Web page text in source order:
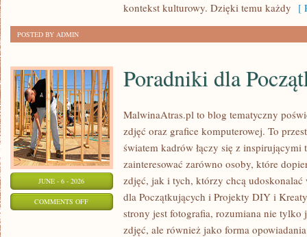
kontekst kulturowy. Dzięki temu każdy [
POSTED BY ADMIN
JUNE - 6 - 2026
COMMENTS OFFON
PORADNIKI
Poradniki dla
MalwinaAtras.pl to blog tematyczny
zdjęć oraz grafice komputerowej. To
światem kadrów łączy się z inspirującymi
zainteresować zarówno osoby, które
zdjęć, jak i tych, którzy chcą
dla Początkujących i Projekty DIY i
strony jest fotografia, rozumiana nie
zdjęć, ale również jako forma